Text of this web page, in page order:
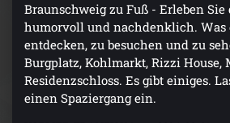
Braunschweig zu Fuß - Erleben
humorvoll und nachdenklich. Was
entdecken, zu besuchen und zu
Burgplatz, Kohlmarkt, Rizzi
Residenzschloss. Es gibt einiges.
einen Spaziergang ein.